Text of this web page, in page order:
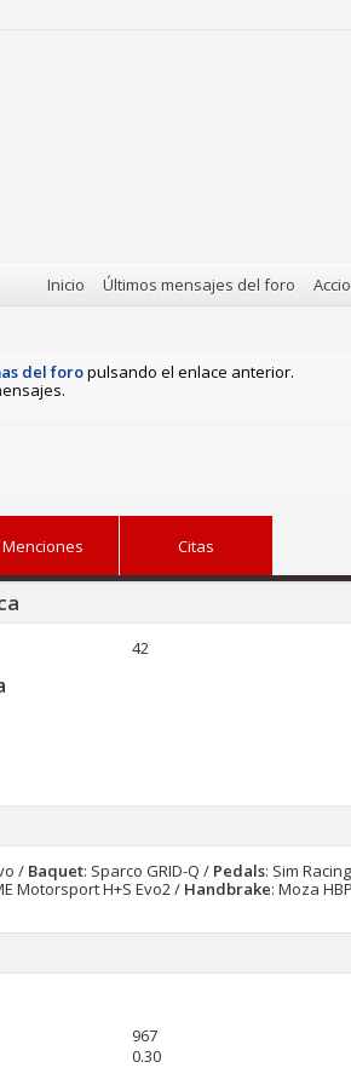
Inicio Últimos mensajes del foro
del foropulsando el enlace anterior.
Menciones Citas
42
/ Baquet: Sparco GRID-Q / Pedals: Sim
Motorsport H+S Evo2 / Handbrake: Moza
967
0.30